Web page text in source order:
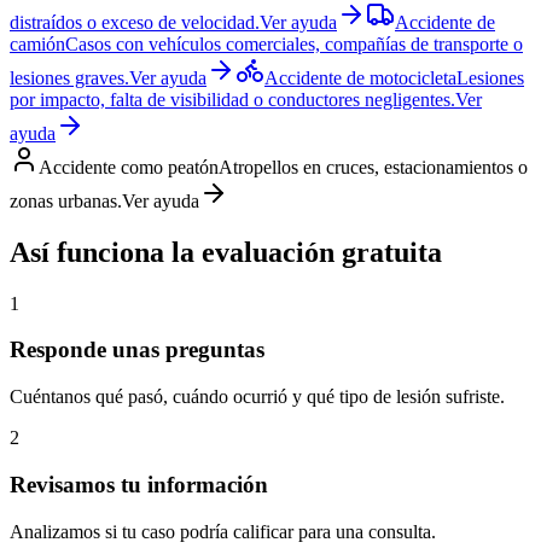
distraídos o exceso de velocidad.Ver ayuda
Accidente de
camiónCasos con vehículos comerciales, compañías de transporte o
lesiones graves.Ver ayuda Accidente de motocicletaLesiones
por impacto, falta de visibilidad o conductores negligentes.Ver
ayuda
Accidente como peatónAtropellos en cruces, estacionamientos o
zonas urbanas.Ver ayuda
Así funciona la evaluación gratuita
1
Responde unas preguntas
Cuéntanos qué pasó, cuándo ocurrió y qué tipo de lesión sufriste.
2
Revisamos tu información
Analizamos si tu caso podría calificar para una consulta.